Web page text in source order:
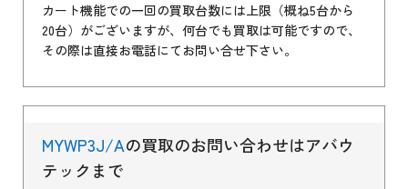
カート機能での一回の買取台数には上限（概ね5台から
20台）がございますが、何台でも買取は可能ですので、
その際は直接お電話にてお問い合せ下さい。
MYWP3J/Aの買取のお問い合わせはアバウ
テックまで